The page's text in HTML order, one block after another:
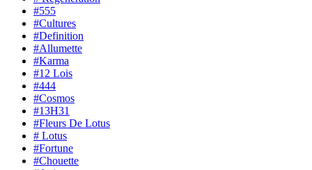
#555
#Cultures
#Definition
#Allumette
#Karma
#12 Lois
#444
#Cosmos
#13H31
#Fleurs De Lotus
# Lotus
#Fortune
#Chouette